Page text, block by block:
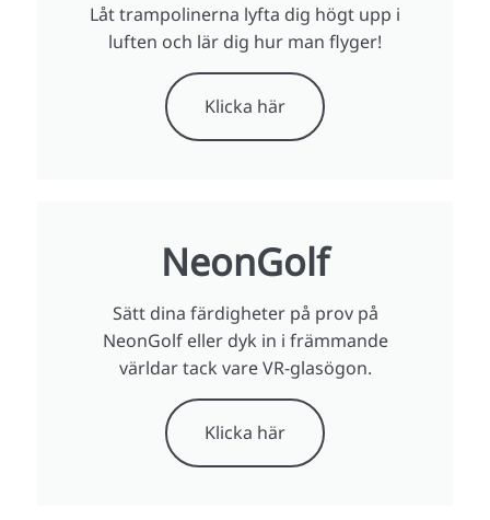
Låt trampolinerna lyfta dig högt upp i
luften och lär dig hur man flyger!
Klicka här
NeonGolf
Sätt dina färdigheter på prov på
NeonGolf eller dyk in i främmande
världar tack vare VR-glasögon.
Klicka här